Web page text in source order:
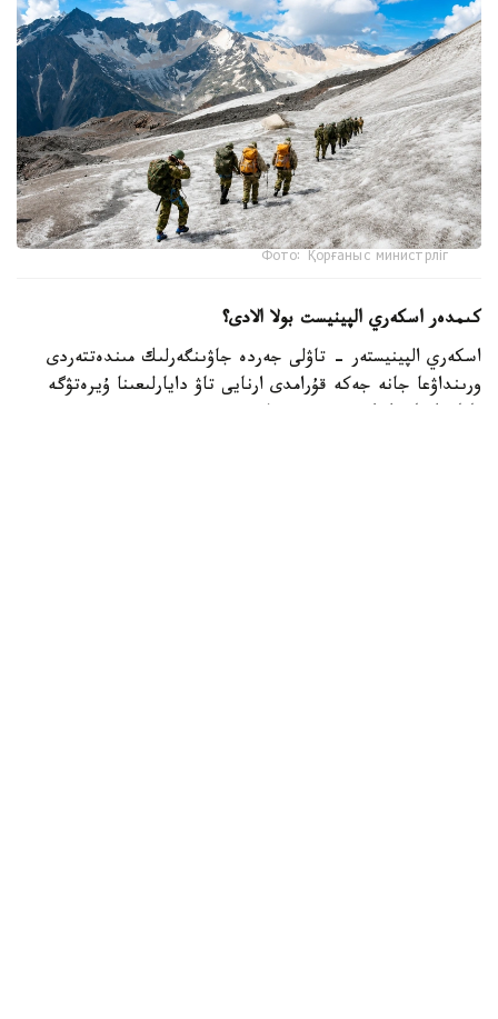
Фото: Қорғаныс министрліг
كىمدەر اسكەري الپينيست بولا الادى؟
اسكەري الپينيستەر - تاۋلى جەردە جاۋىنگەرلىك مىندەتتەردى
ورىنداۋعا جانە جەكە قۇرامدى ارنايى تاۋ دايارلىعىنا ۇيرەتۋگە